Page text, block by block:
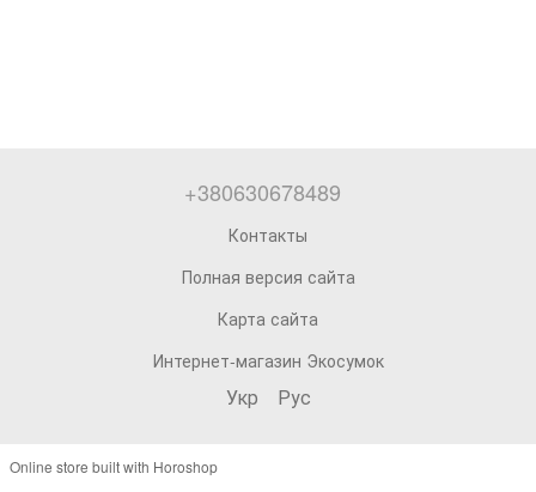
+380630678489
Контакты
Полная версия сайта
Карта сайта
Интернет-магазин Экосумок
Укр Рус
Online store built with Horoshop